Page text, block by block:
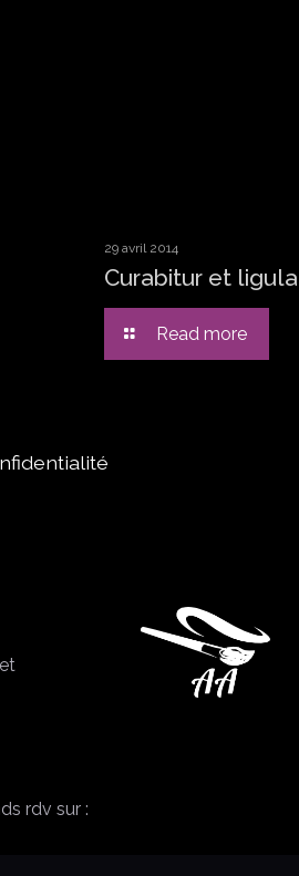
29 avril 2014
Curabitur et ligula
Read more
rdv sur :